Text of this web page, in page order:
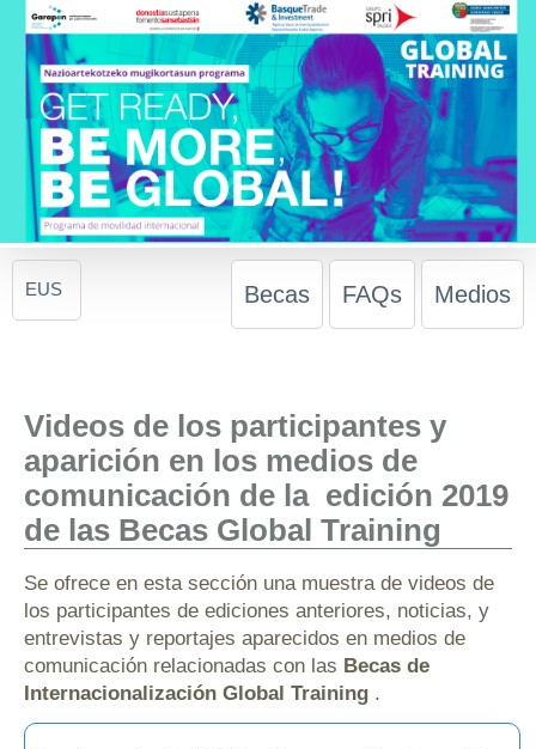
EUS Medios
FAQs
Becas
Videos de los participantes y
aparición en los medios de
comunicación de la edición 2019
de las Becas Global Training
Se ofrece en esta sección una muestra de videos de
los participantes de ediciones anteriores, noticias, y
entrevistas y reportajes aparecidos en medios de
comunicación relacionadas con las Becas de
Internacionalización Global Training .